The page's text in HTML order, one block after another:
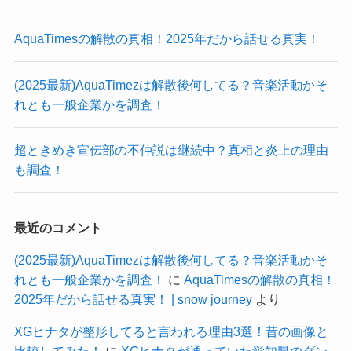
AquaTimesの解散の真相！2025年だから話せる真実！
(2025最新)AquaTimezは解散後何してる？音楽活動かそ
れとも一般企業かを調査！
超ときめき宣伝部の不仲説は継続中？真相と炎上の理由
も調査！
最近のコメント
(2025最新)AquaTimezは解散後何してる？音楽活動かそ
れとも一般企業かを調査！
に AquaTimesの解散の真相！
2025年だから話せる真実！ | snow journeyより
XGヒナタが整形してると言われる理由3選！昔の画像と